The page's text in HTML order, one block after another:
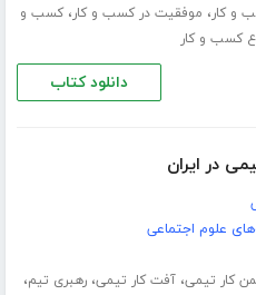
و کار، موفقیت در کسب و کار،کسب و
کسب و کار
دانلود کتاب
در ایران
علوم اجتماعی
کار تیمی،آفت کار تیمی،رهبری تیم،